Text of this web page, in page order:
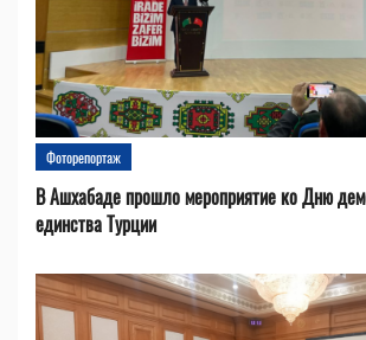
Фоторепортаж
В Ашхабаде прошло мероприятие ко Дню
единства Турции